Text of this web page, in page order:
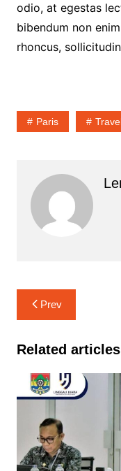
odio, at egestas
bibendum non
rhoncus,
Paris
Navigasi
pos
Prev
Related articles